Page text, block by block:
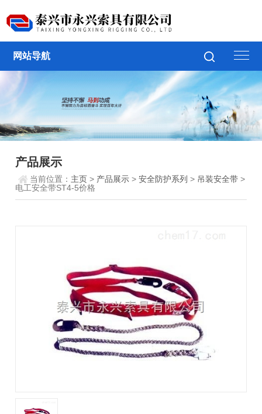
网站导航
产品展示
当前位置： 主页 > 产品展示 >安全防护系列 > 吊装安全带 >
电工安全带ST4-5价格